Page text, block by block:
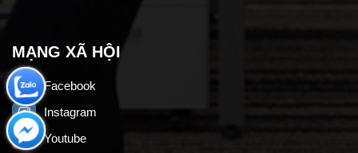
MẠNG XÃ HỘI
Facebook
Instagram
Youtube